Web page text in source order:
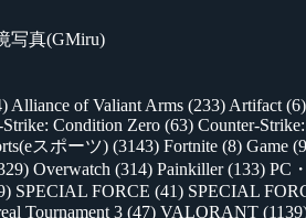
写真(GMiru)
Alliance of Valiant Arms (233) Artifact (6)
Condition Zero (63) Counter-
スポーツ) (3143) Fortnite (8) Game
Overwatch (314) Painkiller(133) PC
SPECIAL FORCE (41) SPECIAL
Tournament 3 (47) VALORANT